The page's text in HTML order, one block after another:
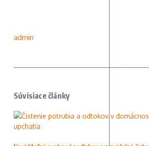
admin
Súvisiace články